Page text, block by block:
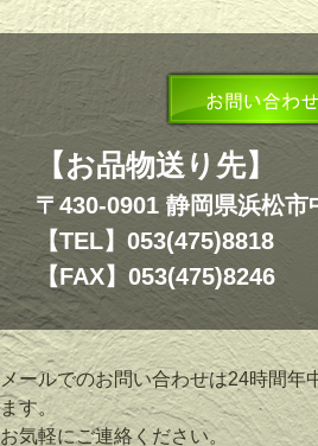
【お品物送り先】
〒430-0901 静岡県浜松市
【TEL】053(475)8818
【FAX】053(475)8246
メールでのお問い合わせは24時間年
ます。
お気軽にご連絡ください。